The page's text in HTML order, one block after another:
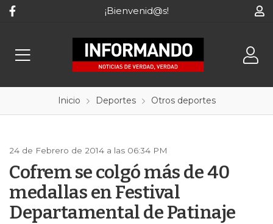
¡Bienvenid@s!
Inicio Deportes Otros deportes
24 de Febrero de 2014 a las 06:34 PM
Cofrem se colgó más de 40
medallas en Festival
Departamental de Patinaje